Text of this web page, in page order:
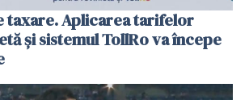
taxare. Aplicarea tarifelor
şi sistemul TollRo va începe